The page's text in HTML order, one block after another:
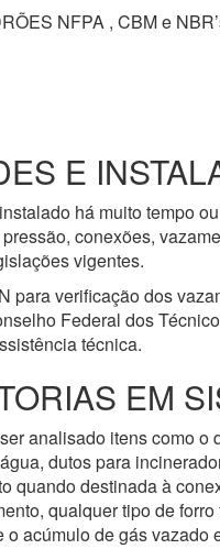
NFPA , CBM e
E
há muito tempo
conexões,
vigentes.
verificação dos
Federal dos
técnica.
EM
analisado itens como
dutos para
quando destinada à
qualquer tipo de
acúmulo de gás